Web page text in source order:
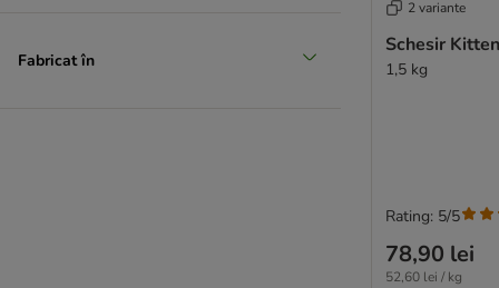
Perfect Fit
Fabricat în
2 variante
Schesir
1,5 kg
78,90 lei
52,60 lei / kg
Rating: 5/5